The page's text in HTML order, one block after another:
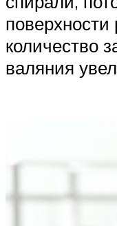
количество
валяния